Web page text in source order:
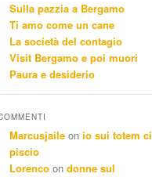
Sulla pazzia a Bergamo
Ti amo come un cane
La società del contagio
Visit Bergamo e poi muori
Paura e desiderio
Marcusjaile on io sui totem ci
piscio
Lorenco on donne sul